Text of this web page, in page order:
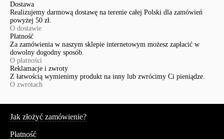
Dostawa
Realizujemy darmową dostawę na terenie całej Polski dla zamówień
powyżej 50 zł.
O dostawie
Płatność
Za zamówienia w naszym sklepie internetowym możesz zapłacić w
dowolny dogodny sposób.
O płatności
Reklamacje i zwroty
Z łatwością wymienimy produkt na inny lub zwrócimy Ci pieniądze.
O zwrotach
Jak złożyć zamówienie?
Płatność